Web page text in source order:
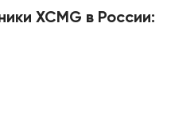
XCMG в России: